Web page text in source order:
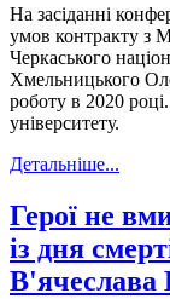
На засіданні
умов контракту з
Черкаського
Хмельницького
роботу в 2020
університету.
Детальніше...
Герої не
із дня
В'ячеслава